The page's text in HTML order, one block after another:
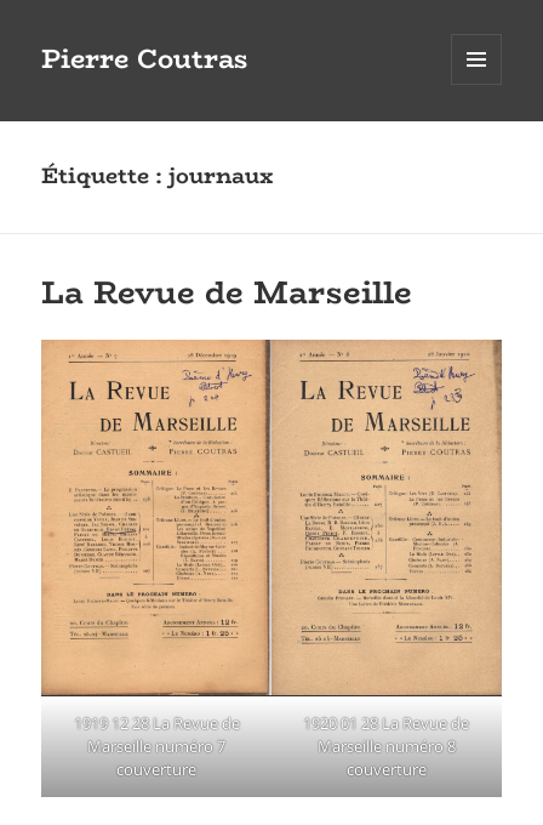
Pierre Coutras
ET
Étiquette :journaux
La Revue de Marseille
1919 12 28 La Revue de
Marseille numéro 7
couverture
1920 01 28 La Revue de
Marseille numéro 8
couverture